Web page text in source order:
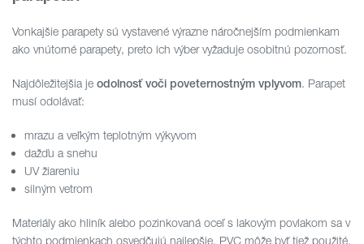
Vonkajšie parapety sú vystavené výrazne náročnejším podmienkam
ako vnútorné parapety, preto ich výber vyžaduje osobitnú pozornosť.
Najdôležitejšia je odolnosť voči poveternostným vplyvom. Parapet
musí odolávať:
mrazu a veľkým teplotným výkyvom
dažďu a snehu
UV žiareniu
silným vetrom
Materiály ako hliník alebo pozinkovaná oceľ s lakovým povlakom sa v
týchto podmienkach osvedčujú najlepšie. PVC môže byť tiež použité,